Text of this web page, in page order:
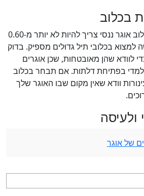
בכלוב
המרווח בין הסורגים בכלוב אוגר ננסי צריך להיות לא יותר מ-0.60
בכלובי תיל גדולים מספיק. בדוק
לוודא שהן מאובטחות, שכן אוגרים
למדי בפתיחת דלתות. אם תבחר בכלוב
וודא שאין מקום שבו האוגר שלך
ולעיסה
של אוגר